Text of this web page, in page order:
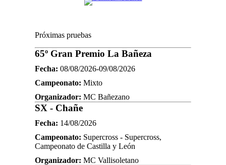
Próximas pruebas
65º Gran Premio La Bañeza
Fecha: 08/08/2026-09/08/2026
Campeonato: Mixto
Organizador: MC Bañezano
SX - Chañe
Fecha: 14/08/2026
Campeonato: Supercross - Supercross,
Campeonato de Castilla y León
Organizador: MC Vallisoletano